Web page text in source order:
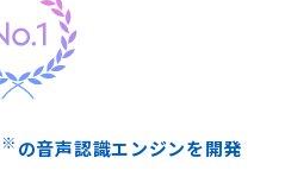
※ の音声認識エンジンを開発